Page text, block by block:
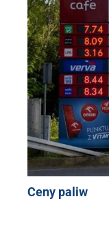
Ceny paliw